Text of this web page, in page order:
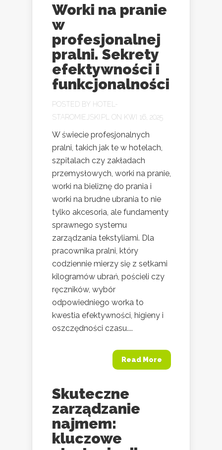
Worki na pranie
w
profesjonalnej
pralni. Sekrety
efektywności i
funkcjonalności
POSTED BY HOTEL-
STAROMIEJSKI.PL
ON KWI 16, 2025
W świecie profesjonalnych
pralni, takich jak te w hotelach,
szpitalach czy zakładach
przemysłowych, worki na pranie,
worki na bieliznę do prania i
worki na brudne ubrania to nie
tylko akcesoria, ale fundamenty
sprawnego systemu
zarządzania tekstyliami. Dla
pracownika pralni, który
codziennie mierzy się z setkami
kilogramów ubrań, pościeli czy
ręczników, wybór
odpowiedniego worka to
kwestia efektywności, higieny i
oszczędności czasu....
Read More
Skuteczne
zarządzanie
najmem:
kluczowe